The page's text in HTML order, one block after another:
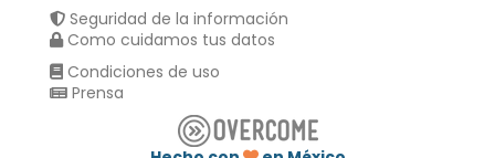
Seguridad de la información
Como cuidamos tus datos
Condiciones de uso
Prensa